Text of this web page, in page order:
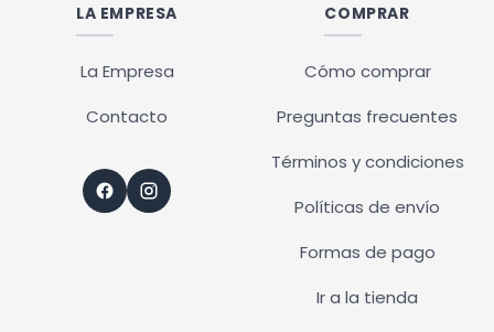
LA EMPRESA
La Empresa
Contacto
COMPRAR
Cómo comprar
Preguntas frecuentes
Términos y condiciones
Políticas de envío
Formas de pago
Ir a la tienda